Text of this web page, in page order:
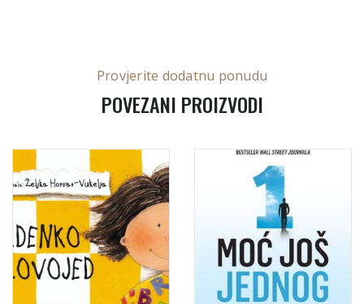
Provjerite dodatnu ponudu
POVEZANI PROIZVODI